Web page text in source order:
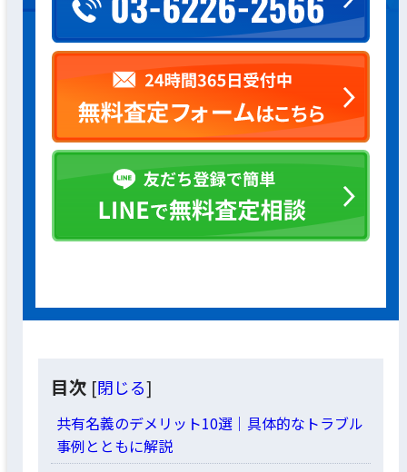
目次 [閉じる]
共有名義のデメリット10選｜具体的なトラブル
事例とともに解説